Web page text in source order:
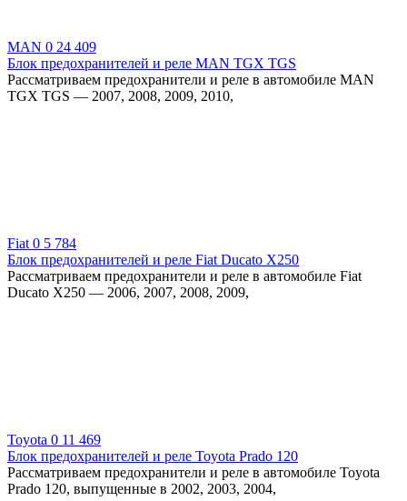
MAN 0 24 409
Блок предохранителей и реле MAN TGX TGS
Рассматриваем предохранители и реле в автомобиле MAN
TGX TGS — 2007, 2008, 2009, 2010,
Fiat 0 5 784
Блок предохранителей и реле Fiat Ducato X250
Рассматриваем предохранители и реле в автомобиле Fiat
Ducato X250 — 2006, 2007, 2008, 2009,
Toyota 0 11 469
Блок предохранителей и реле Toyota Prado 120
Рассматриваем предохранители и реле в автомобиле Toyota
Prado 120, выпущенные в 2002, 2003, 2004,